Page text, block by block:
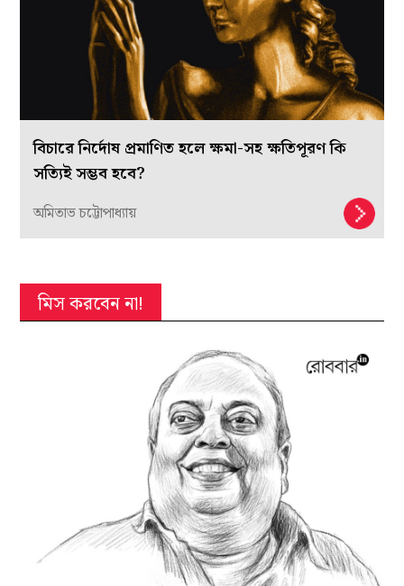
বিচারে নির্দোষ প্রমাণিত হলে ক্ষমা-সহ ক্ষতিপূরণ কি
সত্যিই সম্ভব হবে?
অমিতাভ চট্টোপাধ্যায়
মিস করবেন না!